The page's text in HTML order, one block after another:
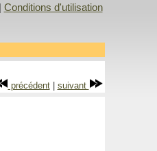
Conditions d'utilisation
précédent| suivant